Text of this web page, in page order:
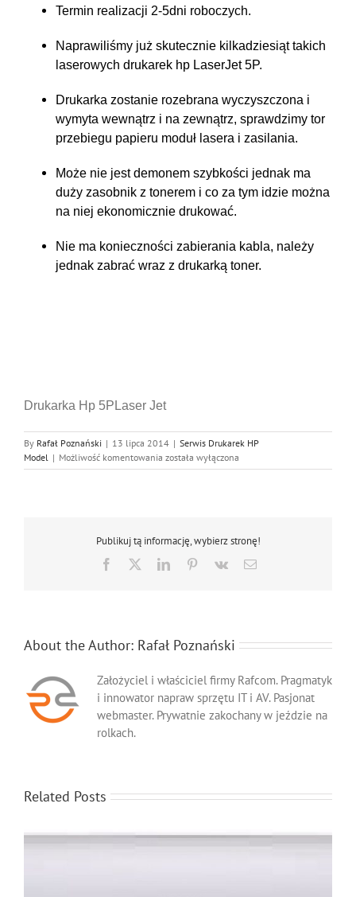
Termin realizacji 2-5dni roboczych.
Naprawiliśmy już skutecznie kilkadziesiąt takich
laserowych drukarek hp LaserJet 5P.
Drukarka zostanie rozebrana wyczyszczona i
wymyta wewnątrz i na zewnątrz, sprawdzimy tor
przebiegu papieru moduł lasera i zasilania.
Może nie jest demonem szybkości jednak ma
duży zasobnik z tonerem i co za tym idzie można
na niej ekonomicznie drukować.
Nie ma konieczności zabierania kabla, należy
jednak zabrać wraz z drukarką toner.
Drukarka Hp 5PLaser Jet
By Rafał Poznański | 13 lipca 2014 | Serwis Drukarek HP
Model | Możliwość komentowania Serwis
Hp
została wyłączona
Publikuj tą informację, wybierz stronę!
Facebook LinkedInPinterest
Vk Email
About the Author: Rafał Poznański
Założyciel i właściciel firmy Rafcom. Pragmatyk
i innowator napraw sprzętu IT i AV. Pasjonat
webmaster. Prywatnie zakochany w jeździe na
rolkach.
Related Posts